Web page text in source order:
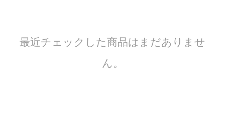
最近チェックした商品はまだありませ
ん。